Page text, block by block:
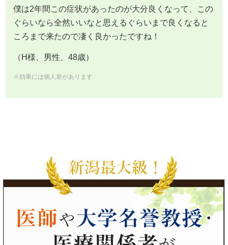
僕は2年間この症状があったのが大分良くなって、この
ぐらいなら全然いいなと思えるぐらいまで良くなると
ころまで来たので凄く良かったですね！
（H様、男性、48歳）
※効果には個人差があります